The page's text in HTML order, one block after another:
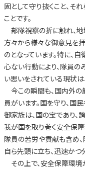
固として守り抜くこと、そ
ことです。
部隊視察の折に触れ、
方々から様々な御意見を
のとなっています。特に
心ない行動により、隊員
い思いをされている現状は
今この瞬間も、国内外の
員がいます。国を守り、国
御家族は、国の宝であり、
我が国を取り巻く安全保
隊員の苦労や貢献も含め
自ら先頭に立ち、迅速かつ
その上で、安全保障環